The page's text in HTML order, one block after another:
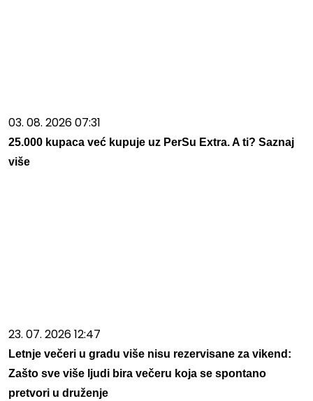
03. 08. 2026 07:31
25.000 kupaca već kupuje uz PerSu Extra. A ti? Saznaj
više
23. 07. 2026 12:47
Letnje večeri u gradu više nisu rezervisane za vikend:
Zašto sve više ljudi bira večeru koja se spontano
pretvori u druženje